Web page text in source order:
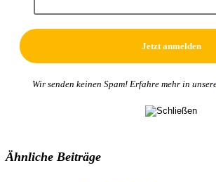
Wir senden keinen Spam! Erfahre mehr in
Ähnliche Beiträge